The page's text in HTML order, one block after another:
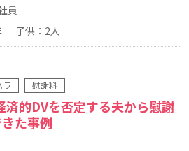
員
子供：2人
ラ 慰謝料
済的DVを否定する夫から慰謝
た事例